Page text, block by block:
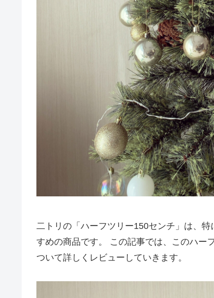
二トリの「ハーフツリー150センチ」は、
すめの商品です。 この記事では、このハー
ついて詳しくレビューしていきます。